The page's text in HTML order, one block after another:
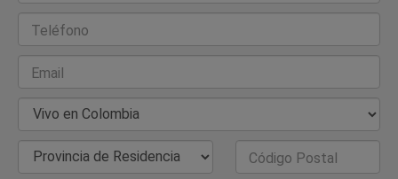
Teléfono
Email
País de Residencia
Provincia de Residencia Código Postal